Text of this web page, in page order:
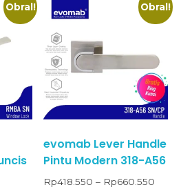
Obral! Obral!
evomab Lever Handle
Pintu Modern 318-A56
Rp418.550 – Rp660.550